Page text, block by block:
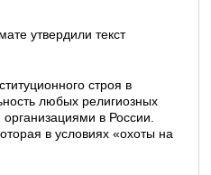
утвердили текст
строя в
любых религиозных
в России.
в условиях «охоты на